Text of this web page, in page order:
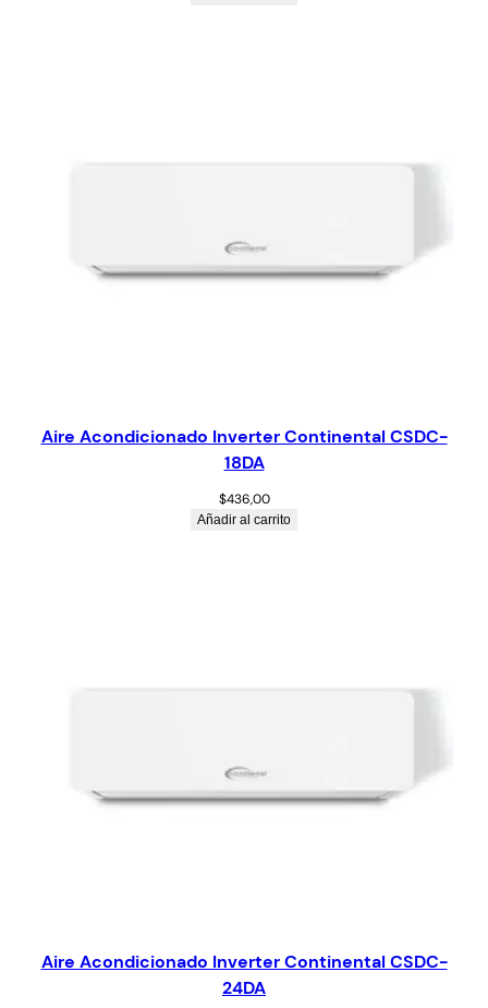
Aire Acondicionado Inverter Continental CSDC-
18DA
$436,00
Añadir al carrito
Aire Acondicionado Inverter Continental CSDC-
24DA